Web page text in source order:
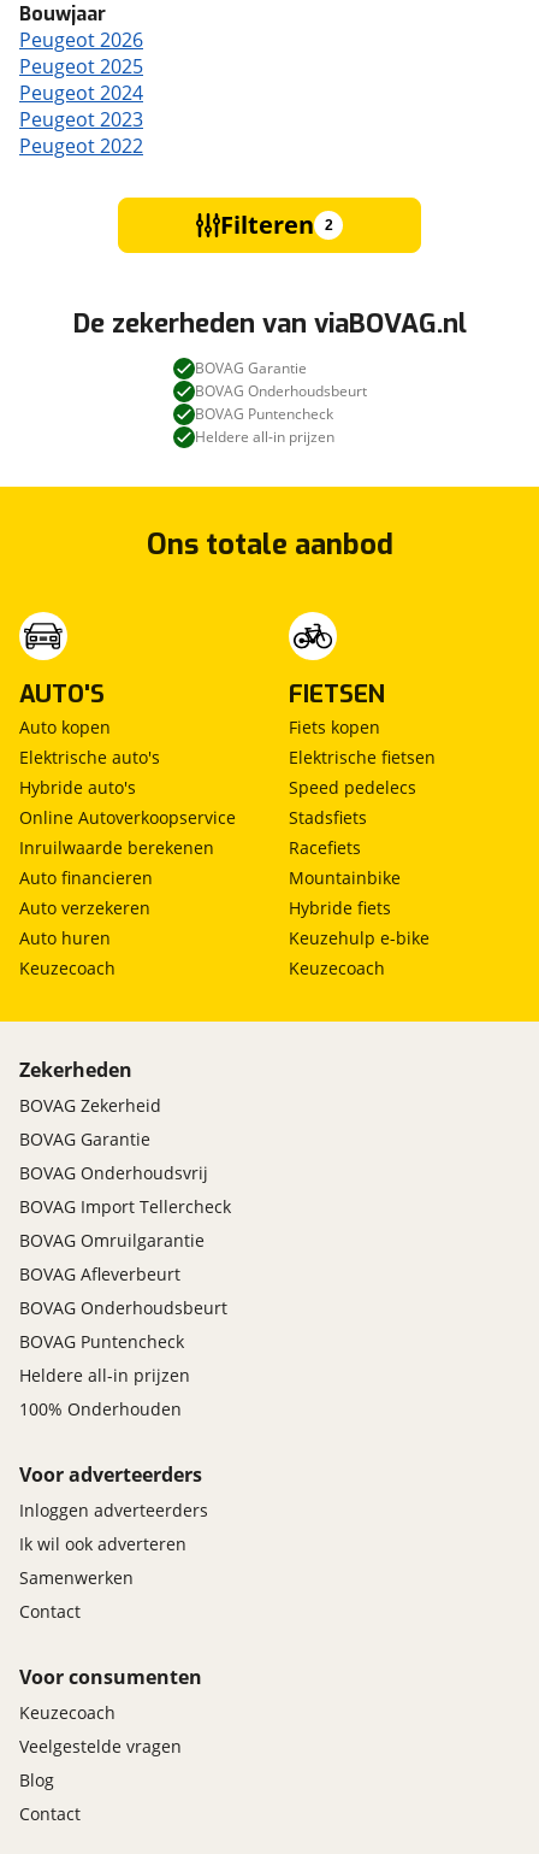
Bouwjaar
Peugeot 2026
Peugeot 2025
Peugeot 2024
Peugeot 2023
Peugeot 2022
Filteren 2
De zekerheden van viaBOVAG.nl
BOVAG Garantie
BOVAG Onderhoudsbeurt
BOVAG Puntencheck
Heldere all-in prijzen
Ons totale aanbod
AUTO'S
Auto kopen
Elektrische auto's
Hybride auto's
Online Autoverkoopservice
Inruilwaarde berekenen
Auto financieren
Auto verzekeren
Auto huren
Keuzecoach
FIETSEN
Fiets kopen
Elektrische fietsen
Speed pedelecs
Stadsfiets
Racefiets
Mountainbike
Hybride fiets
Keuzehulp e-bike
Keuzecoach
Zekerheden
BOVAG Zekerheid
BOVAG Garantie
BOVAG Onderhoudsvrij
BOVAG Import Tellercheck
BOVAG Omruilgarantie
BOVAG Afleverbeurt
BOVAG Onderhoudsbeurt
BOVAG Puntencheck
Heldere all-in prijzen
100% Onderhouden
Voor adverteerders
Inloggen adverteerders
Ik wil ook adverteren
Samenwerken
Contact
Voor consumenten
Keuzecoach
Veelgestelde vragen
Blog
Contact